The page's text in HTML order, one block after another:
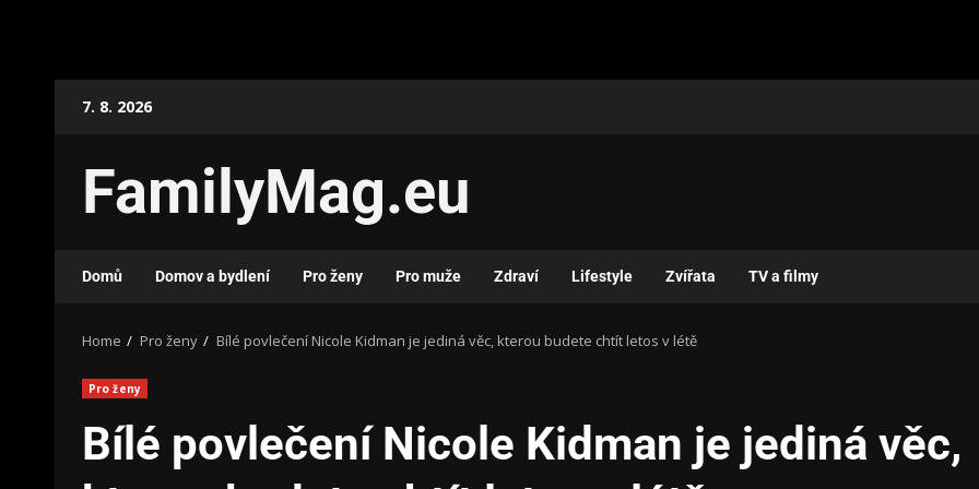
7. 8. 2026
FamilyMag.eu
Domů Domov a bydlení Pro ženy Pro muže Zdraví Lifestyle Zvířata TV a filmy
Home Pro ženy Bílé povlečení Nicole Kidman je jediná věc, kterou budete chtít letos v létě
Pro ženy
Bílé povlečení Nicole Kidman je jediná věc,